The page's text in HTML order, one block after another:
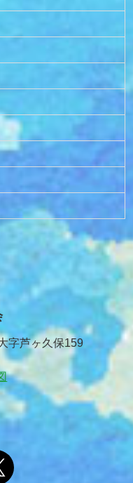
字芦ヶ久保159